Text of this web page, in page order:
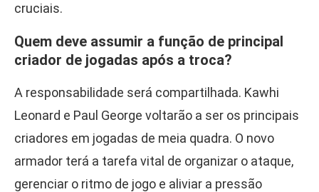
cruciais.
Quem deve assumir a função de principal
criador de jogadas após a troca?
A responsabilidade será compartilhada. Kawhi
Leonard e Paul George voltarão a ser os principais
criadores em jogadas de meia quadra. O novo
armador terá a tarefa vital de organizar o ataque,
gerenciar o ritmo de jogo e aliviar a pressão